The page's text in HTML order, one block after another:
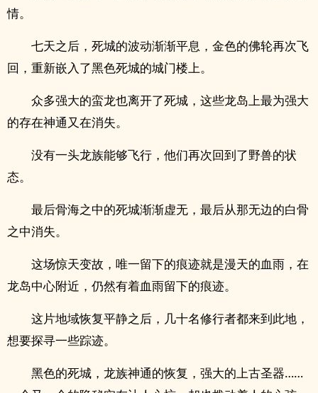
情。
七天之后，死城的波动渐渐平息，金色的佛轮再次飞
回，重新嵌入了黑色死城的城门楼上。
众多强大的蛮龙也离开了死城，这些龙岛上最为强大
的存在神通又在消失。
没有一头龙族能够飞行，他们再次回到了野兽的状
态。
最后骨海之中的死城渐渐虚无，最后从那无边的白骨
之中消失。
这场惊天变故，唯一留下的痕迹就是漫天的血雨，在
龙岛中心附近，仍然有着血雨留下的痕迹。
这片地域恢复平静之后，几十名修行者都来到此地，
想要探寻一些踪迹。
黑色的死城，龙族神通的恢复，强大的上古圣器……